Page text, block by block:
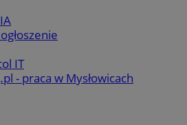
IT
- praca w Mysłowicach